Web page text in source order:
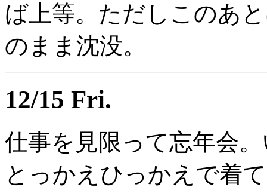
ば上等。ただしこのあ
のまま沈没。
12/15 Fri.
仕事を見限って忘年会
とっかえひっかえで着